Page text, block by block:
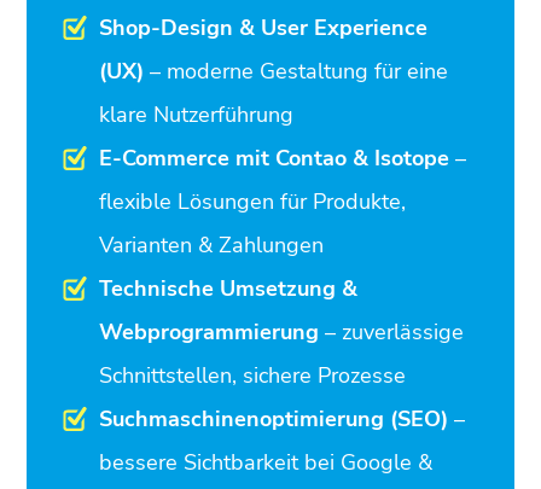
Shop-Design & User Experience
(UX) – moderne Gestaltung für eine
klare Nutzerführung
E-Commerce mit Contao & Isotope –
flexible Lösungen für Produkte,
Varianten & Zahlungen
Technische Umsetzung &
Webprogrammierung – zuverlässige
Schnittstellen, sichere Prozesse
Suchmaschinenoptimierung (SEO) –
bessere Sichtbarkeit bei Google &